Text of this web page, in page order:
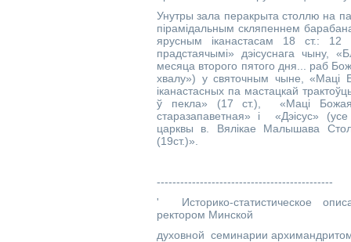
Унутры зала перакрыта столлю на
пірамідальным скляпеннем
ярусным іканастасам 18 ст.: 12
прадстаячымі» дэісуснага чыну,
месяца второго пятого дня... раб
хвалу») у святочным чыне, «Маці
іканастасных па мастацкай
ў пекла» (17 ст.), «Маці Божая
старазапаветная» і «Дэісус»
царквы в. Вялікае Малышава
(19ст.)».
---------------------------------------------
' Историко-статистическое
ректором Минской
духовной семинарии